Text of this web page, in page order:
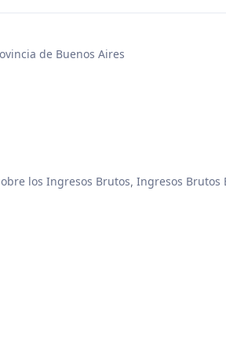
de Buenos Aires
los Ingresos Brutos, Ingresos Brutos